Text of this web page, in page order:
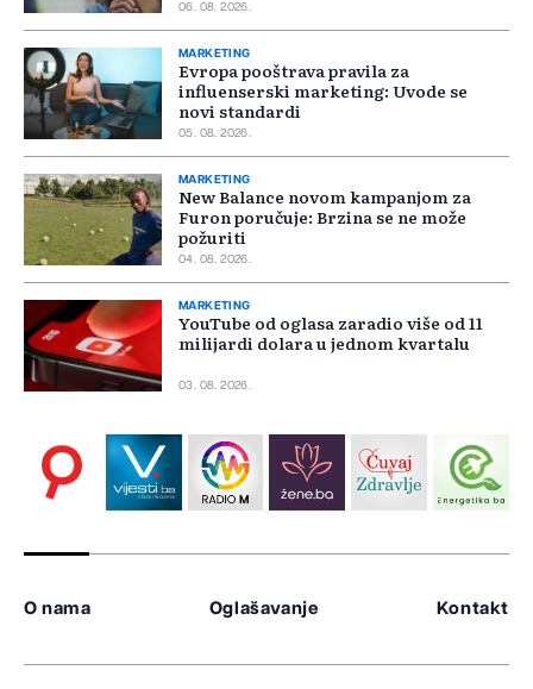
06. 08. 2026.
MARKETING
Evropa pooštrava pravila za
influenserski marketing: Uvode se
novi standardi
05. 08. 2026.
MARKETING
New Balance novom kampanjom za
Furon poručuje: Brzina se ne može
požuriti
04. 08. 2026.
MARKETING
YouTube od oglasa zaradio više od 11
milijardi dolara u jednom kvartalu
03. 08. 2026.
O nama Oglašavanje Kontakt